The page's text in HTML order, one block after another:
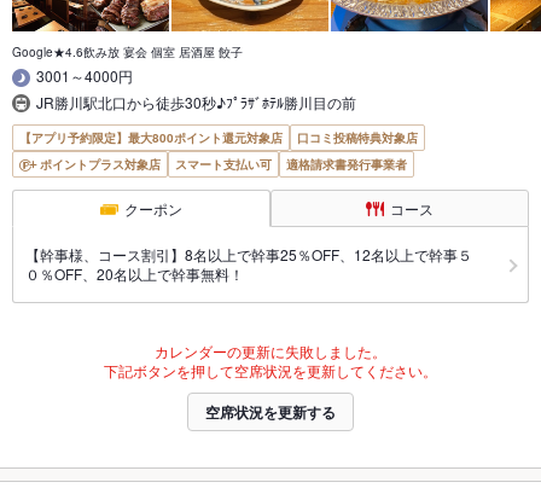
Google★4.6飲み放 宴会 個室 居酒屋 餃子
3001～4000円
JR勝川駅北口から徒歩30秒♪ﾌﾟﾗｻﾞﾎﾃﾙ勝川目の前
【アプリ予約限定】最大800ポイント還元対象店
口コミ投稿特典対象店
ポイントプラス対象店
スマート支払い可 適格請求書発行事業者
クーポン コース
【幹事様、コース割引】8名以上で幹事25％OFF、12名以上で幹事５
０％OFF、20名以上で幹事無料！
カレンダーの更新に失敗しました。
下記ボタンを押して空席状況を更新してください。
空席状況を更新する